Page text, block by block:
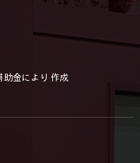
金により作成